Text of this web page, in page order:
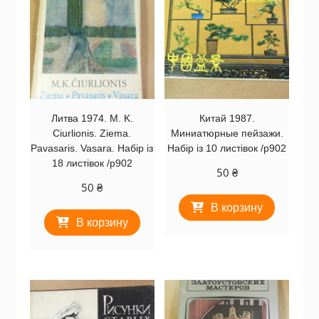
Литва 1974. M. K.
Ciurlionis. Ziema.
Pavasaris. Vasara. Набір із
18 листівок /р902
50₴
В корзину
Китай 1987.
Миниатюрные пейзажи.
Набір із 10 листівок /р902
50 ₴
В корзину